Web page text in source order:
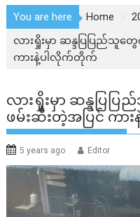
You are here Home
လားရှိုးမှာ ဆန္ဒပြပြည်သူ
ကားနဲ့ပါလိုက်တိုက်
လားရှိုးမှာ ဆန္ဒပြ
ဖမ်းဆီးတဲ့အပြင် က
5 years ago Editor